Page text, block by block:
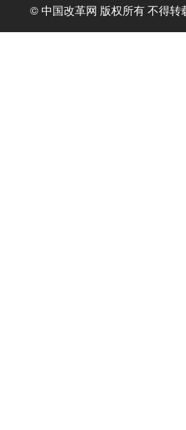
© 中国改革网 版权所有 不得转